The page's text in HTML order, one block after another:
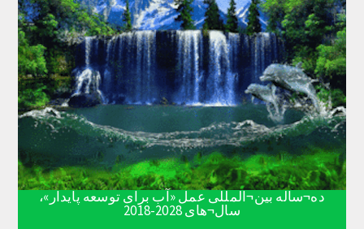
ده¬ساله بین¬المللی عمل «آب برای توسعه پایدار»،
سال¬های 2028-2018